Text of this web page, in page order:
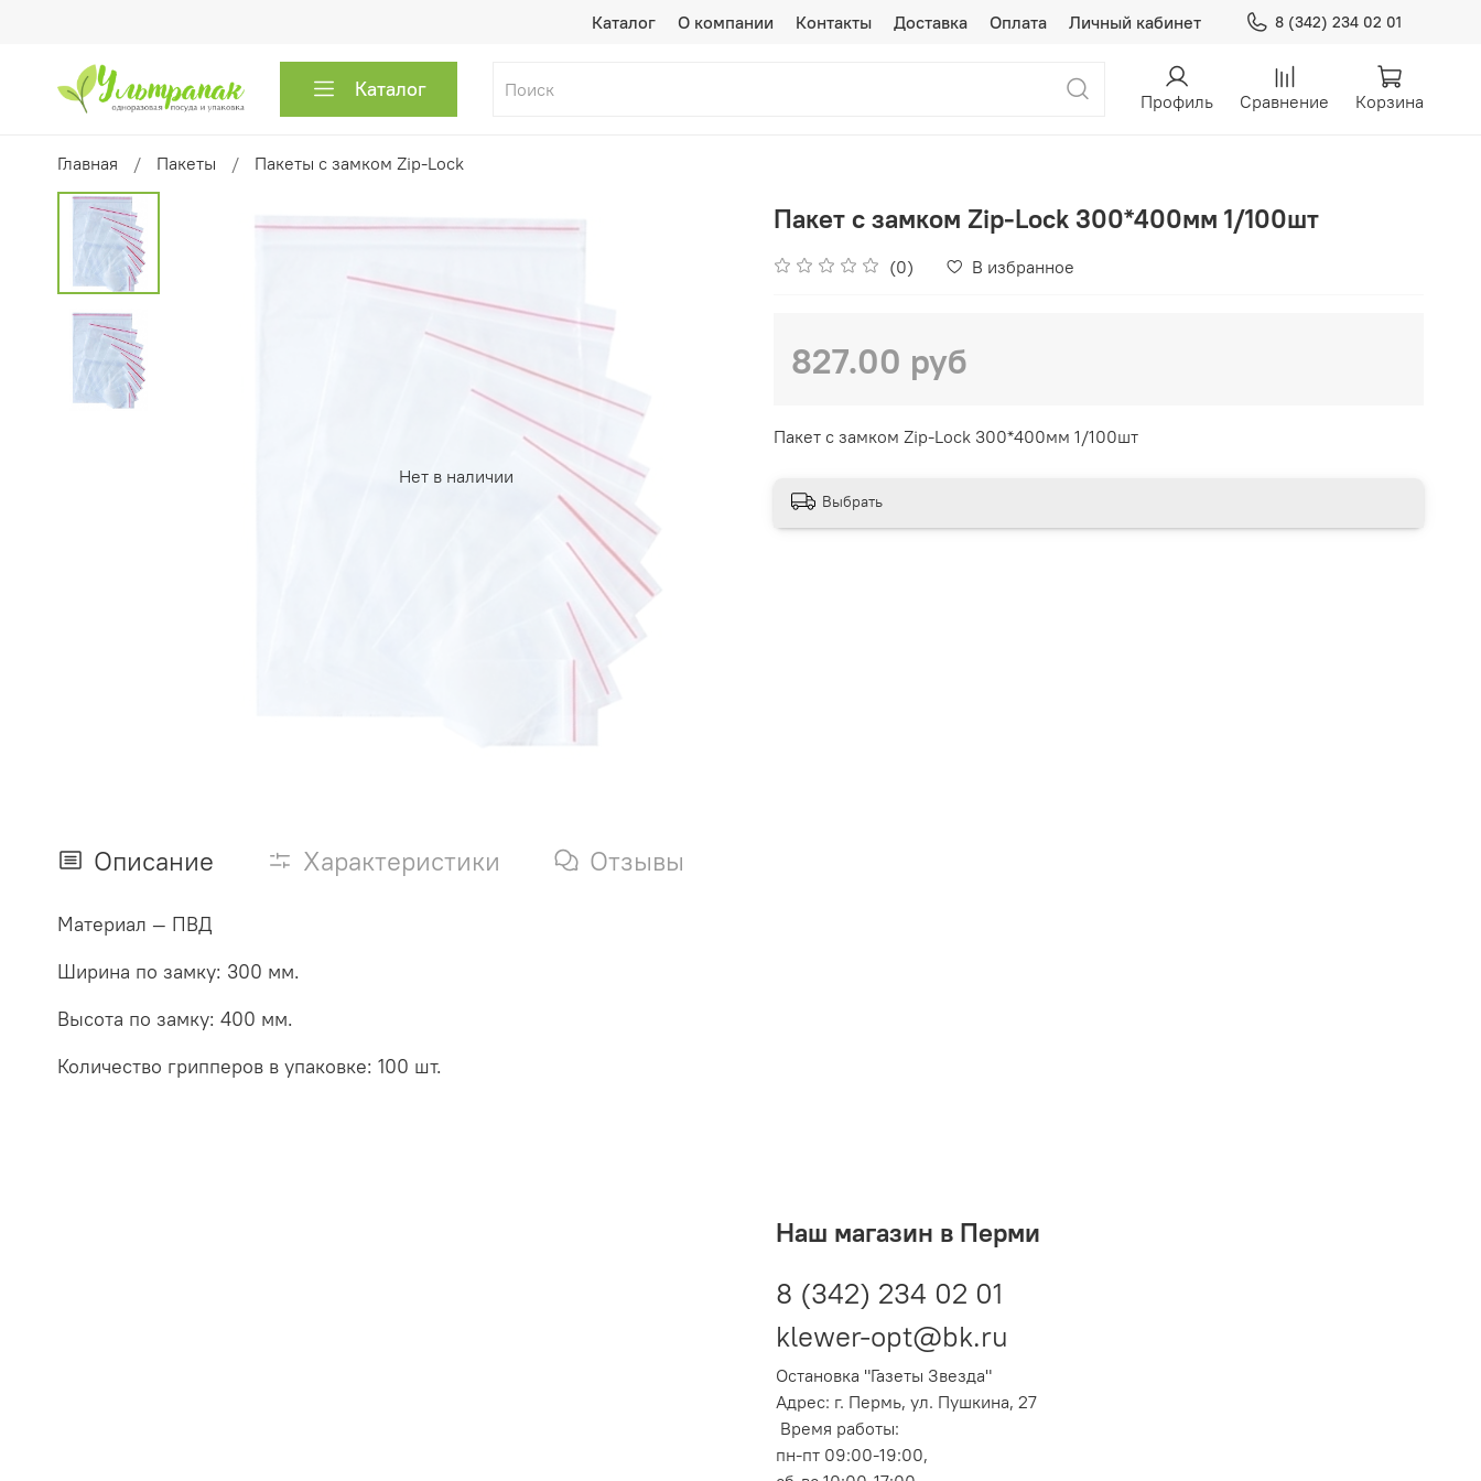
Каталог О компании Контакты Доставка Оплата Личный кабинет 8 (342) 234 02 01
Каталог Профиль Сравнение Корзина
Главная Пакеты Пакеты с замком Zip-Lock
Нет в наличии
Пакет с замком Zip-Lock 300*400мм 1/100шт
(0) В избранное
827.00 руб
Пакет с замком Zip-Lock 300*400мм 1/100шт
Выбрать
Описание Характеристики Отзывы
Материал — ПВД
Ширина по замку: 300 мм.
Высота по замку: 400 мм.
Количество грипперов в упаковке: 100 шт.
Наш магазин в Перми
8 (342) 234 02 01
klewer-opt@bk.ru
Остановка "Газеты Звезда"
Адрес: г. Пермь, ул. Пушкина, 27
Время работы:
пн-пт 09:00-19:00,